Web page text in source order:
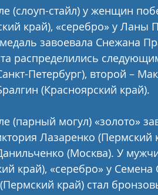
(слоуп-стайл) у женщин
край), «серебро» у Ланы
завоевала Снежана
распределились
Петербург), второй –
(Красноярский край).
(парный могул) «золото»
Лазаренко (Пермский
(Москва). У
край), «серебро» у
край) стал